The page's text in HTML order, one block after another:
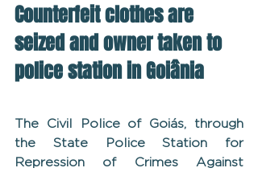
Counterfeit clothes are
seized and owner taken to
police station in Goiânia
The Civil Police of Goiás, through
the State Police Station for
Repression of Crimes Against